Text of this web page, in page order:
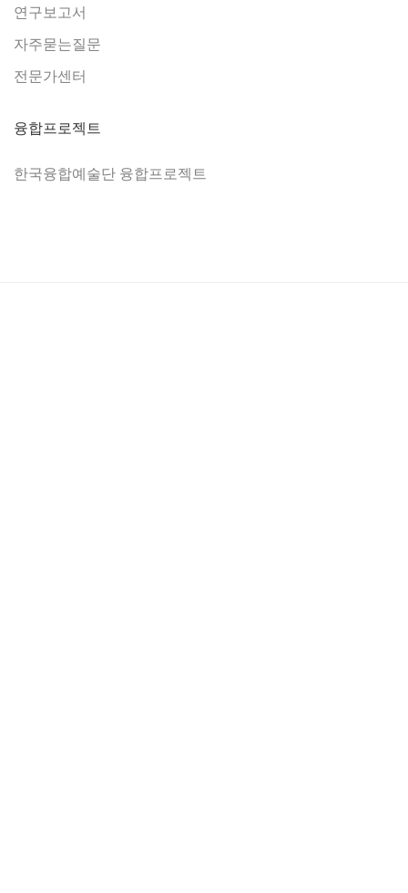
연구보고서
자주묻는질문
전문가센터
융합프로젝트
한국융합예술단 융합프로젝트